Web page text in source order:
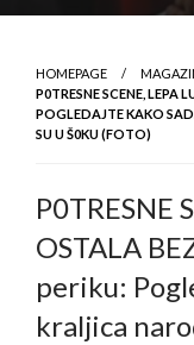
HOMEPAGE
P0TRESNE SCENE, LEPA
POGLEDAJTE KAKO
SU U Š0KU (FOTO)
P0TRESNE
OSTALA
periku:
kraljica